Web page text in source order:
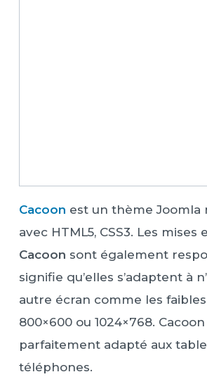
Cacoon est un thème Joomla
avec HTML5, CSS3. Les mises
Cacoon sont également
signifie qu’elles s’adaptent à
autre écran comme les
800×600 ou 1024×768.
parfaitement adapté aux
téléphones.